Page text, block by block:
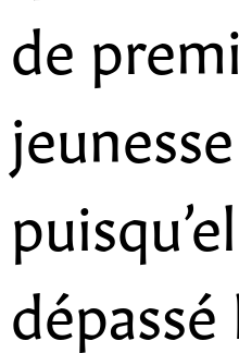
de
jeunesse